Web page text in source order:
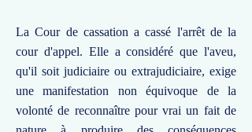
La Cour de cassation a cassé l'arrêt de la
cour d'appel. Elle a considéré que l'aveu,
qu'il soit judiciaire ou extrajudiciaire, exige
une manifestation non équivoque de la
volonté de reconnaître pour vrai un fait de